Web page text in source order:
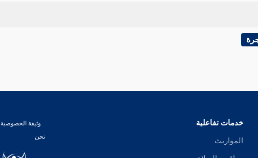
خدمات تفاعلية
المواريث
وثيقة الخصوصية
نحن